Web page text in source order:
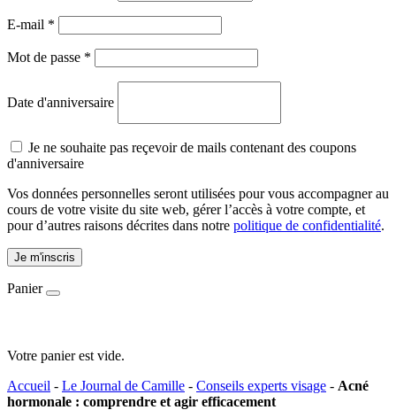
E-mail *
Mot de passe *
Date d'anniversaire
Je ne souhaite pas reçevoir de mails contenant des coupons
d'anniversaire
Vos données personnelles seront utilisées pour vous accompagner au
cours de votre visite du site web, gérer l’accès à votre compte, et
pour d’autres raisons décrites dans notre politique de confidentialité.
Je m'inscris
Panier
Votre panier est vide.
Accueil - Le Journal de Camille - Conseils experts visage - Acné
hormonale : comprendre et agir efficacement